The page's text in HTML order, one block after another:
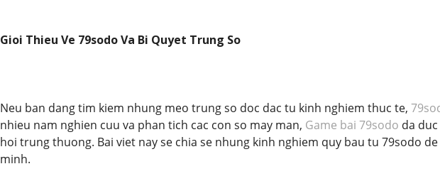
Gioi Thieu Ve 79sodo Va Bi Quyet Trung So
Neu ban dang tim kiem nhung meo trung so doc dac tu kinh nghiem thuc te,
nhieu nam nghien cuu va phan tich cac con so may man, Game bai 79sodo da
hoi trung thuong. Bai viet nay se chia se nhung kinh nghiem quy bau tu 79sodo
minh.